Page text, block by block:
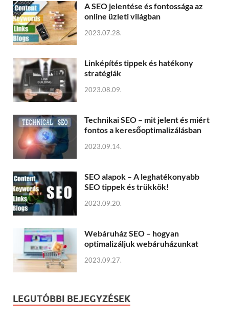
A SEO jelentése és fontossága az
online üzleti világban
2023.07.28.
Linképítés tippek és hatékony
stratégiák
2023.08.09.
Technikai SEO – mit jelent és miért
fontos a keresőoptimalizálásban
2023.09.14.
SEO alapok – A leghatékonyabb
SEO tippek és trükkök!
2023.09.20.
Webáruház SEO – hogyan
optimalizáljuk webáruházunkat
2023.09.27.
LEGUTÓBBI BEJEGYZÉSEK